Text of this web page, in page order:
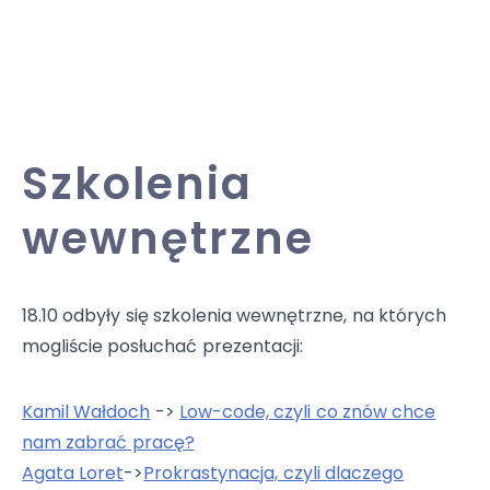
Szkolenia
wewnętrzne
18.10 odbyły się szkolenia wewnętrzne, na których
mogliście posłuchać prezentacji:
Kamil Wałdoch -> Low-code, czyli co znów chce
nam zabrać pracę?
Agata Loret->Prokrastynacja, czyli dlaczego